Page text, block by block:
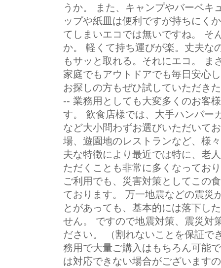
うか。 また、キャンプやバーベキ
ップや紙皿は便利ですが持ちにく
てしまいエコでは無いですね。 そ
か。 軽くて持ち運びが楽。丈夫な
もサッと取れる。それにエコ。 ま
家庭でもアウトドアでも毎日安心
お探しの方もぜひ試していただき
-- 業務用としても大変多くのお客
す。 飲食店様では、大手ハンバー
など大小問わずお選びいただいて
場、遊園地のレストランなど、様
夫な特徴により最近では特に、老
ただくことも非常に多くなってお
ご利用でも、災害対策としてこの
ております。 万一地震などの震災
とがあっても、基本的には落下し
せん。 ですので地震対策、震災対
ださい。 （割れないことを保証
務用で大量ご購入はもちろん可能
は対応できない場合がございます